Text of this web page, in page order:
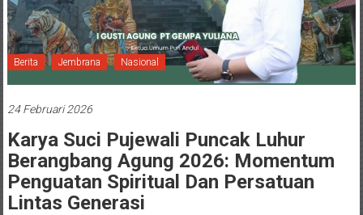
Berita Jembrana Nasional
24 Februari 2026
Karya Suci Pujewali Puncak Luhur
Berangbang Agung 2026: Momentum
Penguatan Spiritual Dan Persatuan
Lintas Generasi